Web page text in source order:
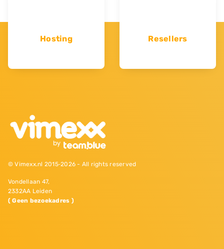
Hosting Resellers
© Vimexx.nl 2015‐2026 - All rights reserved
Vondellaan 47,
2332AA Leiden
( Geen bezoekadres )